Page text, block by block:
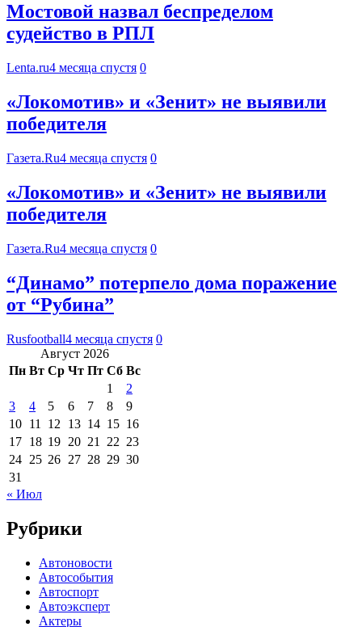
Мостовой назвал беспределом
судейство в РПЛ
Lenta.ru4 месяца спустя 0
«Локомотив» и «Зенит» не выявили
победителя
Газета.Ru4 месяца спустя 0
«Локомотив» и «Зенит» не выявили
победителя
Газета.Ru4 месяца спустя 0
“Динамо” потерпело дома поражение
от “Рубина”
Rusfootball4 месяца спустя 0
Август 2026
Пн Вт Ср Чт Пт Сб Вс
1
2
3
4 5 6 7 8
9
10 11 12 13 14 15 16
17 18 19 20 21 22 23
24 25 26 27 28 29 30
31
« Июл
Рубрики
Автоновости
Автособытия
Автоспорт
Автоэксперт
Актеры